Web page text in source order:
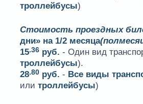
троллейбусы)
Стоимость проездных
дни» на 1/2 месяца
15.36 руб. - Один вид
троллейбусы).
28.80 руб. - Все виды
илитроллейбусы)